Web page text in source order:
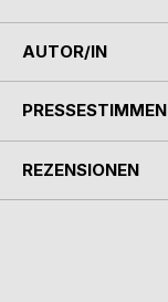
AUTOR/IN
PRESSESTIMMEN
REZENSIONEN